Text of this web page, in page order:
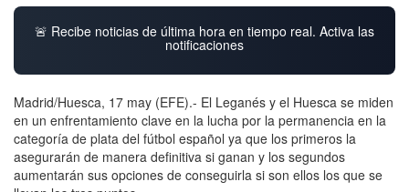
🚨 Recibe noticias de última hora en tiempo real. Activa las
notificaciones
Madrid/Huesca, 17 may (EFE).- El Leganés y el Huesca se miden
en un enfrentamiento clave en la lucha por la permanencia en la
categoría de plata del fútbol español ya que los primeros la
asegurarán de manera definitiva si ganan y los segundos
aumentarán sus opciones de conseguirla si son ellos los que se